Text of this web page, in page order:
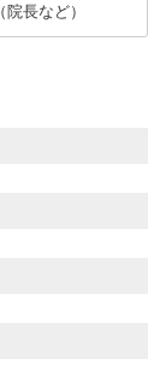
長など）